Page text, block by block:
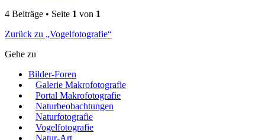
4 Beiträge • Seite 1 von 1
Zurück zu „Vogelfotografie“
Gehe zu
Bilder-Foren
Galerie Makrofotografie
Portal Makrofotografie
Naturbeobachtungen
Naturfotografie
Vogelfotografie